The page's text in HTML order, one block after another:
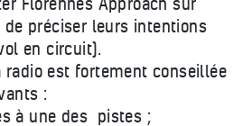
de préciser leurs intentions
en circuit).
radio est fortement conseillée
:
à une des pistes ;